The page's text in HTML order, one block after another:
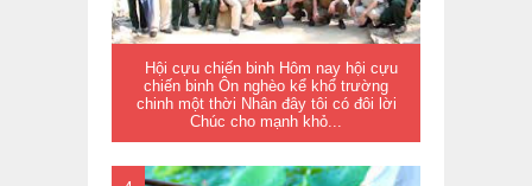
Hội cựu chiến binh Hôm nay hội cựu
chiến binh Ôn nghèo kể khổ trường
chinh một thời Nhân đây tôi có đôi lời
Chúc cho mạnh khỏ...